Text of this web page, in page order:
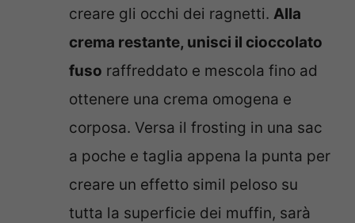
creare gli occhi dei ragnetti. Alla
crema restante, unisci il cioccolato
fuso raffreddato e mescola fino ad
ottenere una crema omogena e
corposa. Versa il frosting in una sac
a poche e taglia appena la punta per
creare un effetto simil peloso su
tutta la superficie dei muffin, sarà